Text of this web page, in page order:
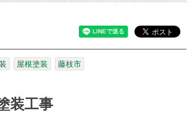
屋根塗装 藤枝市
装工事